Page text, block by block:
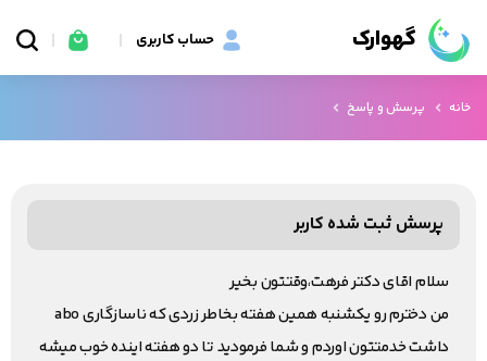
گهوارک حساب کاربری
خانه پرسش و پاسخ
پرسش ثبت شده کاربر
سلام اقای دکتر فرهت،وقتتون بخیر
من دخترم رو یکشنبه همین هفته بخاطر زردی که ناسازگاری abo
داشت خدمتتون اوردم و شما فرمودید تا دو هفته اینده خوب میشه